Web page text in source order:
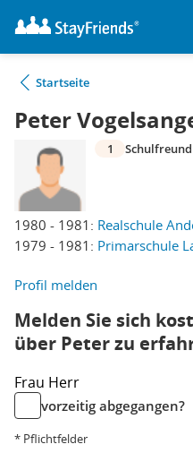
Startseite
Peter
1980 - 1981: Realschule
1979 - 1981: Primarschule
1 Schulfreund
Profil melden
Melden Sie sich
über Peter zu
Frau Herr
vorzeitig abgegangen?
* Pflichtfelder